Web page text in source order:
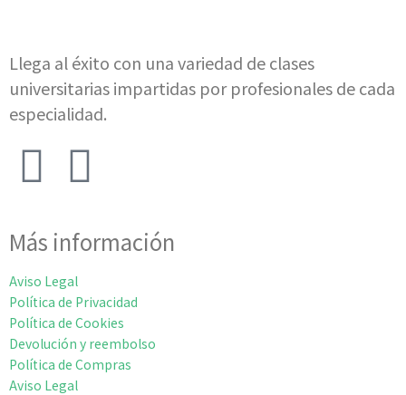
Llega al éxito con una variedad de clases
universitarias impartidas por profesionales de cada
especialidad.
Más información
Aviso Legal
Política de Privacidad
Política de Cookies
Devolución y reembolso
Política de Compras
Aviso Legal